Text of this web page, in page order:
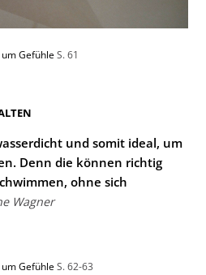
GefühleS. 61
und somit ideal, um
Denn die können richtig
ohne sich
Wagner
GefühleS. 62-63